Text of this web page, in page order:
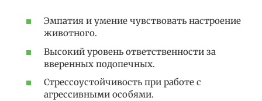
Эмпатия и умение чувствовать настроение
животного.
Высокий уровень ответственности за
вверенных подопечных.
Стрессоустойчивость при работе с
агрессивными особями.